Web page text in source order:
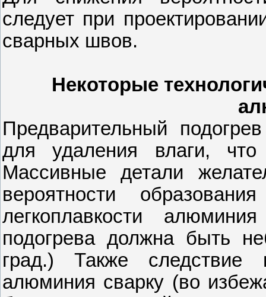
следует при
сварных швов.
Некоторые
Предварительный
для удаления влаги, что
Массивные детали
вероятности
легкоплавкости
подогрева должна быть
град.) Также следствие
алюминия сварку (во